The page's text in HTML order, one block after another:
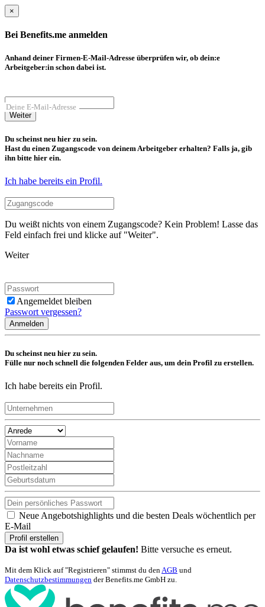
×
Bei Benefits.me anmelden
Anhand deiner Firmen-E-Mail-Adresse überprüfen wir, ob dein:e
Arbeitgeber:in schon dabei ist.
Deine E-Mail-Adresse
Weiter
Du scheinst neu hier zu sein.
Hast du einen Zugangscode von deinem Arbeitgeber erhalten? Falls ja, gib
ihn bitte hier ein.
Ich habe bereits ein Profil.
Du weißt nichts von einem Zugangscode? Kein Problem! Lasse das
Feld einfach frei und klicke auf "Weiter".
Weiter
Angemeldet bleiben
Passwort vergessen?
Anmelden
Du scheinst neu hier zu sein.
Fülle nur noch schnell die folgenden Felder aus, um dein Profil zu erstellen.
Ich habe bereits ein Profil.
Neue Angebotshighlights und die besten Deals wöchentlich per
E-Mail
Profil erstellen
Da ist wohl etwas schief gelaufen! Bitte versuche es erneut.
Mit dem Klick auf "Registrieren" stimmst du denAGB und
Datenschutzbestimmungen der Benefits.me GmbH zu.